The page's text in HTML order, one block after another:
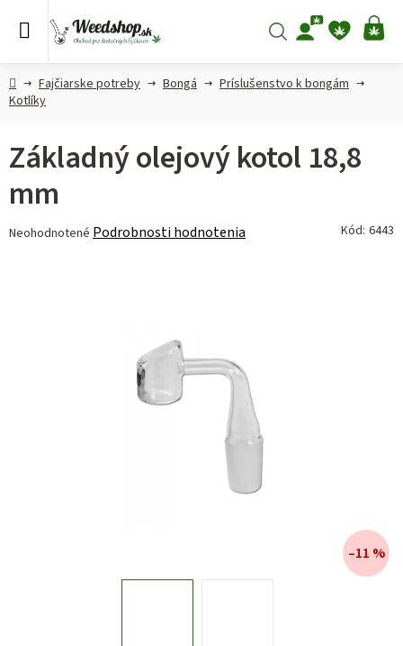
Hľadať
DomovFajčiarske potreby Bongá
Príslušenstvo k bongám
Kotlíky
Základný olejový kotol 18,8
mm
Priemerné
Neohodnotené Podrobnosti hodnotenia Kód: 6443
–11 %